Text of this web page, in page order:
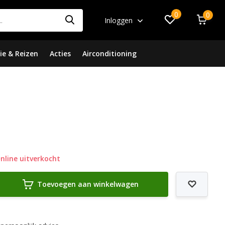
Inloggen
0 0
& Reizen Acties Airconditioning
uitverkocht
Toevoegen aan winkelwagen